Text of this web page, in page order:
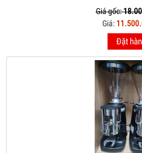
Giá gốc:
Giá:
Đặt